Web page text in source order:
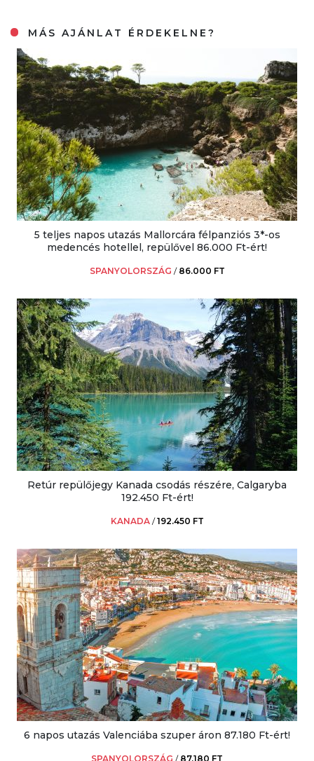
MÁS AJÁNLAT ÉRDEKELNE?
5 teljes napos utazás Mallorcára félpanziós 3*-os
medencés hotellel, repülővel 86.000 Ft-ért!
SPANYOLORSZÁG / 86.000 FT
Retúr repülőjegy Kanada csodás részére, Calgaryba
192.450 Ft-ért!
KANADA /192.450 FT
6 napos utazás Valenciába szuper áron 87.180 Ft-ért!
SPANYOLORSZÁG / 87.180 FT